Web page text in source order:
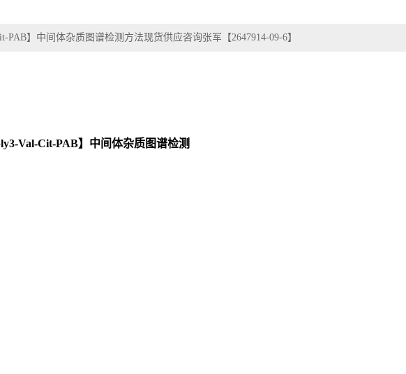
】中间体杂质图谱检测方法现货供应咨询张军【2647914-09-6】
Val-Cit-PAB】中间体杂质图谱检测